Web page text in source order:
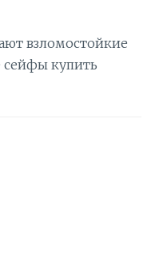
взломостойкие
сейфы купить